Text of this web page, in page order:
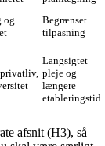
og
Begrænset
tilpasning
Langsigtet
pleje og
længere
etableringstid
afsnit (H3), så